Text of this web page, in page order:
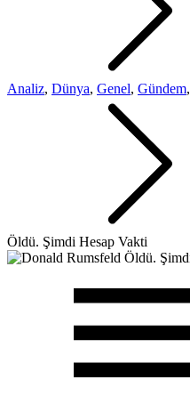
Analiz, Dünya, Genel, Gündem,
Öldü. Şimdi Hesap Vakti